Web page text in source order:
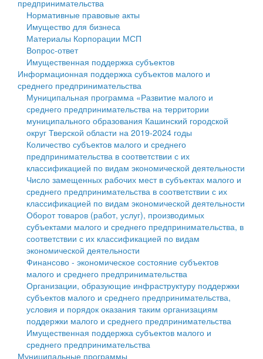
Государственные услуги
Промышленность и АПК
Экономика и бизнес
...
Символика
Устав
Гостям округа
Туризм
Культура
Образование
Здравоохранение
Социальная защита
Фотоальбом
муниципального округа Тверской области
Администрация Кашинского муниципального округа
Тверской области
Управление сельскими территориями
Открытые данные
Работа с обращениями граждан
Муниципальный контроль
Муниципальные услуги
Проекты административных регламентов
Антимонопольный комплаенс
Противодействие коррупции
Финансовое управление
Бюджет для граждан
Имущество
Выявление правообладателей ранее учтенных
объектов недвижимости
Имущественная поддержка субъектов малого и
среднего предпринимательства
Информационная поддержка субъектов малого и
среднего предпринимательства
Муниципальные программы
Контрольно-счетная палата
Персональные данные
Оценка регулирующего воздействия
Деятельность МУ
Нормативы градостроительного проектирования
предпринимательства
Нормативные правовые акты
Имущество для бизнеса
Материалы Корпорации МСП
Вопрос-ответ
Имущественная поддержка субъектов
Информационная поддержка субъектов малого и
среднего предпринимательства
Муниципальная программа «Развитие малого и
среднего предпринимательства на территории
муниципального образования Кашинский городской
округ Тверской области на 2019-2024 годы
Количество субъектов малого и среднего
предпринимательства в соответствии с их
классификацией по видам экономической деятельности
Число замещенных рабочих мест в субъектах малого и
среднего предпринимательства в соответствии с их
классификацией по видам экономической деятельности
Оборот товаров (работ, услуг), производимых
субъектами малого и среднего предпринимательства, в
соответствии с их классификацией по видам
экономической деятельности
Финансово - экономическое состояние субъектов
малого и среднего предпринимательства
Организации, образующие инфраструктуру поддержки
субъектов малого и среднего предпринимательства,
условия и порядок оказания таким организациям
поддержки малого и среднего предпринимательства
Имущественная поддержка субъектов малого и
среднего предпринимательства
Муниципальные программы